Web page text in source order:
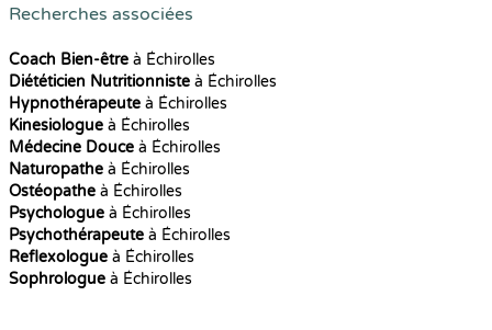
Recherches associées
Coach Bien-être à Échirolles
Diététicien Nutritionniste à Échirolles
Hypnothérapeute à Échirolles
Kinesiologue à Échirolles
Médecine Douce à Échirolles
Naturopathe à Échirolles
Ostéopathe à Échirolles
Psychologue à Échirolles
Psychothérapeute à Échirolles
Reflexologue à Échirolles
Sophrologue à Échirolles